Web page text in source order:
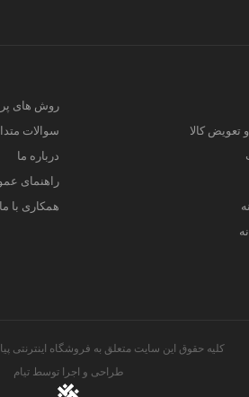
کالا
روش های
سوالات
درباره ما
راهنمای
همکاری با ما
کلیه حقوق این سایت متعلق به فروشگاه اینترنتی پیانو
طراحی و اجرا توسطتیام